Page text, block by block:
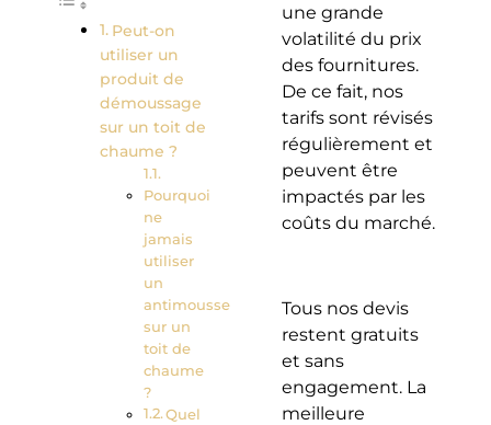
Peut-on
utiliser un
produit de
démoussage
sur un toit de
chaume ?
Pourquoi
ne
jamais
utiliser
un
antimousse
sur un
toit de
chaume
?
Quel
une grande
volatilité du prix
des fournitures.
De ce fait, nos
tarifs sont révisés
régulièrement et
peuvent être
impactés par les
coûts du marché.
Tous nos devis
restent gratuits
et sans
engagement. La
meilleure